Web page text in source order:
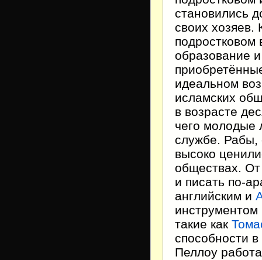
становились
своих хозяев.
подростковом
образование
идеальном
исламских
в возрасте
чего молодые
службе.
высоко
обществах. От
и писать по-
английским и
такие как
способности
Пеллоу